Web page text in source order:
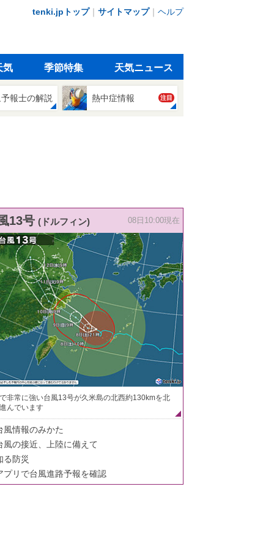
tenki.jpトップ｜ サイトマップ｜ ヘルプ
気 季節特集 天気ニュース
報士の解説 熱中症情報 注目
13号 (ドルフィン) 08日10:00現在
非常に強い台風13号が久米島の北西約130kmを北
んでいます
風情報のみかた
風の接近、上陸に備えて
る防災
プリで台風進路予報を確認